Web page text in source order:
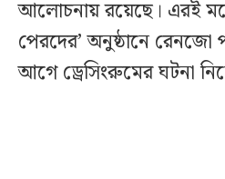
আলোচনায় রয়েছে। এরই
পেরদের’ অনুষ্ঠানে রেনজো
আগে ড্রেসিংরুমের ঘটনা